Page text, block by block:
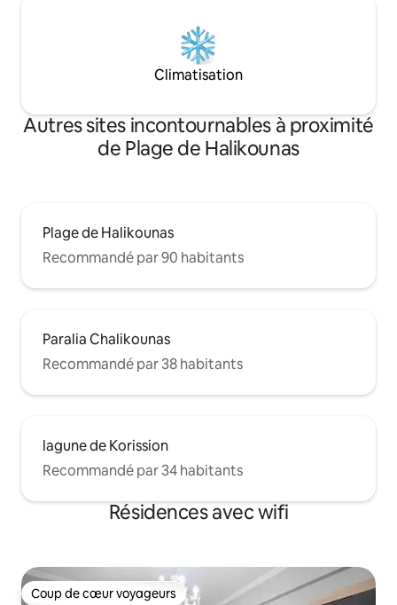
Climatisation
Autres sites incontournables à proximité
de Plage de Halikounas
Plage de Halikounas
Recommandé par 90 habitants
Paralia Chalikounas
Recommandé par 38 habitants
lagune de Korission
Recommandé par 34 habitants
Résidences avec wifi
Coup de cœur voyageurs
Coup de cœur voyageurs